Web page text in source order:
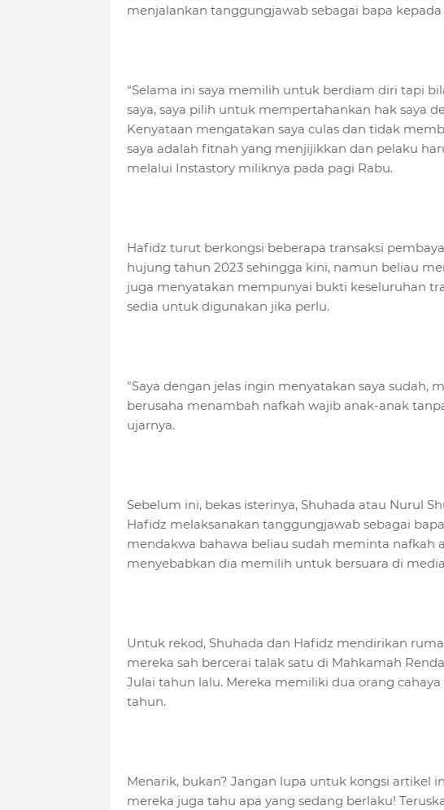
menjalankan tanggungjawab sebagai bapa
“Selama ini saya memilih untuk berdiam diri tapi
saya, saya pilih untuk mempertahankan hak saya
Kenyataan mengatakan saya culas dan tidak
saya adalah fitnah yang menjijikkan dan pelaku
melalui Instastory miliknya pada pagi Rabu.
Hafidz turut berkongsi beberapa transaksi
hujung tahun 2023 sehingga kini, namun beliau
juga menyatakan mempunyai bukti keseluruhan
sedia untuk digunakan jika perlu.
"Saya dengan jelas ingin menyatakan saya sudah,
berusaha menambah nafkah wajib anak-anak
ujarnya.
Sebelum ini, bekas isterinya, Shuhada atau Nurul
Hafidz melaksanakan tanggungjawab sebagai
mendakwa bahawa beliau sudah meminta nafkah
menyebabkan dia memilih untuk bersuara di media
Untuk rekod, Shuhada dan Hafidz mendirikan
mereka sah bercerai talak satu di Mahkamah
Julai tahun lalu. Mereka memiliki dua orang
tahun.
Menarik, bukan? Jangan lupa untuk kongsi artikel
mereka juga tahu apa yang sedang berlaku!